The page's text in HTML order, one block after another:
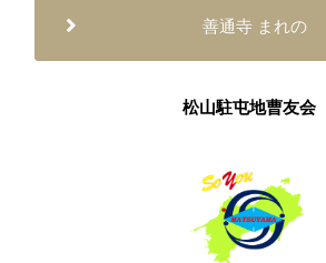
善通寺 まれの
松山駐屯地曹友会